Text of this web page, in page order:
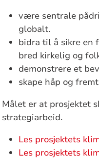
være sentrale
globalt.
bidra til å sikre en
bred kirkelig og
demonstrere et
skape håp og
Målet er at prosjektet
strategiarbeid.
Les prosjektets
Les prosjektets